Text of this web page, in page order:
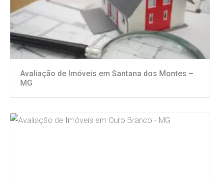
Avaliação de Imóveis em Santana dos Montes –
MG